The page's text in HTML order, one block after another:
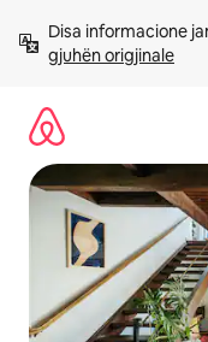
përmbajtja
Disa informacione
gjuhën origjinale